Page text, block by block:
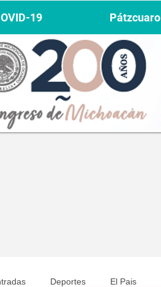
Deportes El Pais
19 Pátzcuaro